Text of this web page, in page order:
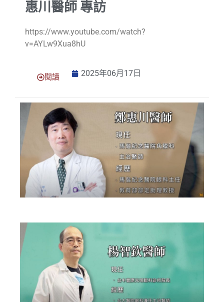
惠川醫師 專訪
https://www.youtube.com/watch?
v=AYLw9Xua8hU
閱讀 2025年06月17日